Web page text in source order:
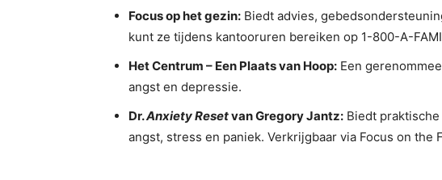
Focus op het gezin: Biedt advies,
kunt ze tijdens kantooruren bereiken op 1-800-A-
Het Centrum – Een Plaats van Hoop: Een
angst en depressie.
Dr.Anxiety Resetvan Gregory Jantz: Biedt
angst, stress en paniek. Verkrijgbaar via Focus on the